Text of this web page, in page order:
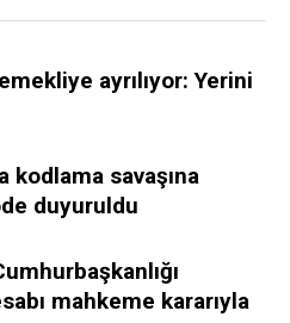
ayrılıyor: Yerini
kodlama savaşına
duyuruldu
mahkeme kararıyla